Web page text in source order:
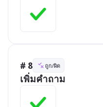
# 8 ถูก/ผิด
เพิ่มคำถาม